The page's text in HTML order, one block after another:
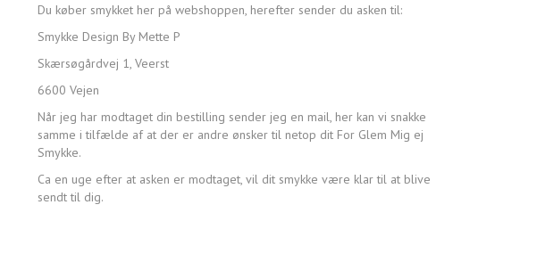
Du køber smykket her på webshoppen, herefter sender du asken til:
Smykke Design By Mette P
Skærsøgårdvej 1, Veerst
6600 Vejen
Når jeg har modtaget din bestilling sender jeg en mail, her kan vi snakke
samme i tilfælde af at der er andre ønsker til netop dit For Glem Mig ej
Smykke.
Ca en uge efter at asken er modtaget, vil dit smykke være klar til at blive
sendt til dig.